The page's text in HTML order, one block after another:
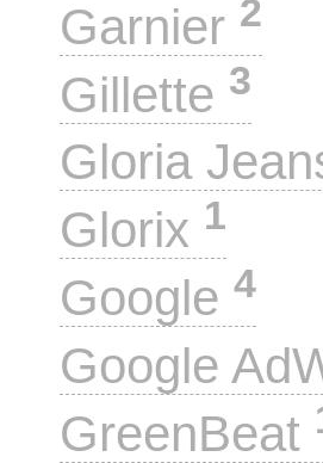
Garnier 2
Gillette 3
Gloria
Glorix 1
Google 4
Google
GreenBeat